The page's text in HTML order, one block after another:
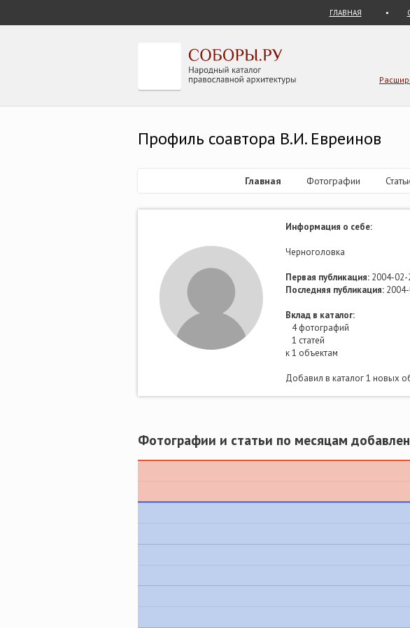
ГЛАВНАЯ
Профиль соавтора В.И. Евреинов
Главная Фотографии Статьи
Информация о себе:
Черноголовка
Первая публикация: 2004-02-
Последняя публикация:
Вклад в каталог:
4 фотографий
1 статей
к 1 объектам
Добавил в каталог 1 новых
Фотографии и статьи по месяцам